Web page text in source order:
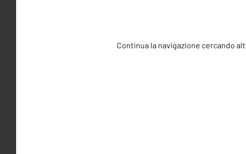
Continua la navigazione cercando